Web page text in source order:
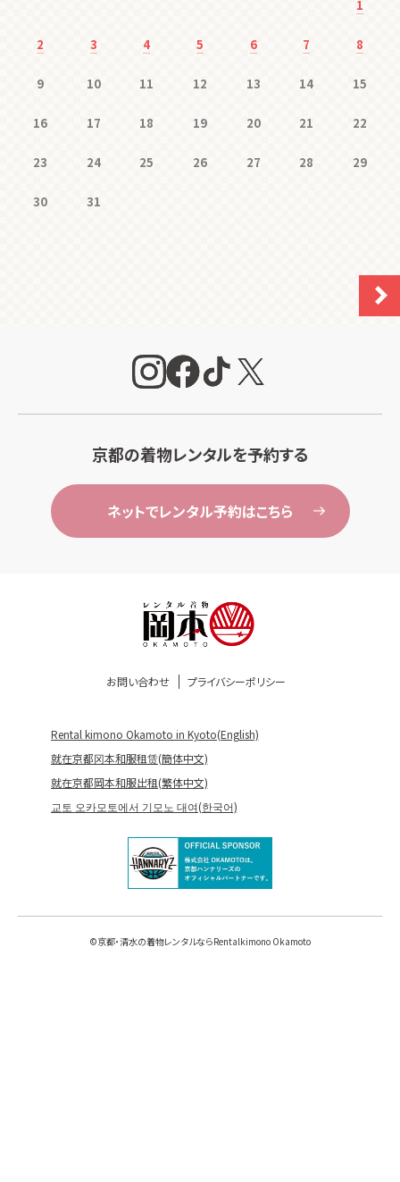
1
2 3 4 5 6 7 8
9 10 11 12 13 14 15
16 17 18 19 20 21 22
23 24 25 26 27 28 29
30 31
京都の着物レンタルを予約する
ネットでレンタル予約はこちら
お問い合わせ プライバシーポリシー
Rental kimono Okamoto in Kyoto(English)
就在京都冈本和服租赁(簡体中文)
就在京都岡本和服出租(繁体中文)
교토 오카모토에서 기모노 대여(한국어)
©京都・清水の着物レンタルならRentalkimono Okamoto